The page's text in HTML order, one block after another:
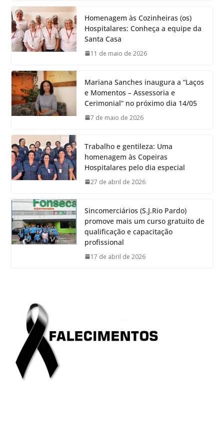
Homenagem às Cozinheiras (os)
Hospitalares: Conheça a equipe da
Santa Casa
11 de maio de 2026
Mariana Sanches inaugura a “Laços
e Momentos – Assessoria e
Cerimonial” no próximo dia 14/05
7 de maio de 2026
Trabalho e gentileza: Uma
homenagem às Copeiras
Hospitalares pelo dia especial
27 de abril de 2026
Sincomerciários (S.J.Rio Pardo)
promove mais um curso gratuito de
qualificação e capacitação
profissional
17 de abril de 2026